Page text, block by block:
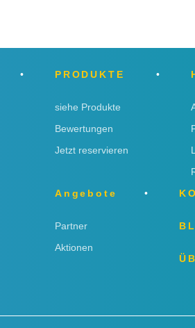
PRODUKTE
siehe Produkte
Bewertungen
Jetzt reservieren
Angebote
Partner
Aktionen